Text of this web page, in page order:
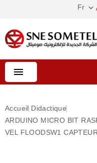
Fr 

Accueil Didactique
ARDUINO MICRO BIT
VEL FLOODSW1